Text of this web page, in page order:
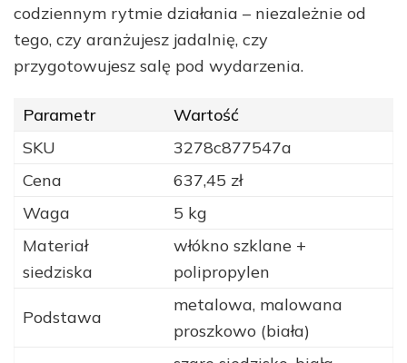
codziennym rytmie działania – niezależnie od
tego, czy aranżujesz jadalnię, czy
przygotowujesz salę pod wydarzenia.
Parametr
Wartość
SKU
3278c877547a
Cena
637,45 zł
Waga
5 kg
Materiał
siedziska
włókno szklane +
polipropylen
Podstawa
metalowa, malowana
proszkowo (biała)